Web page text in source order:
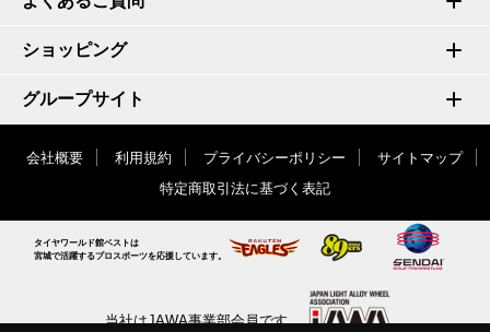
ショッピング
グループサイト
会社概要 利用規約 プライバシーポリシー
サイトマップ
特定商取引法に基づく表記
タイヤワールド館ベストは
宮城で活躍するプロスポーツを応援しています。
当社はJAWA事業部会員です